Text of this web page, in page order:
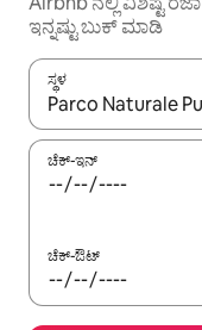
ಇನ್ನಷ್ಟು ಬುಕ್ ಮಾಡಿ
ಸ್ಥಳ
ಫಲಿತಾಂಶಗಳು
ಚೆಕ್-ಇನ್
ಚೆಕ್-ಔಟ್